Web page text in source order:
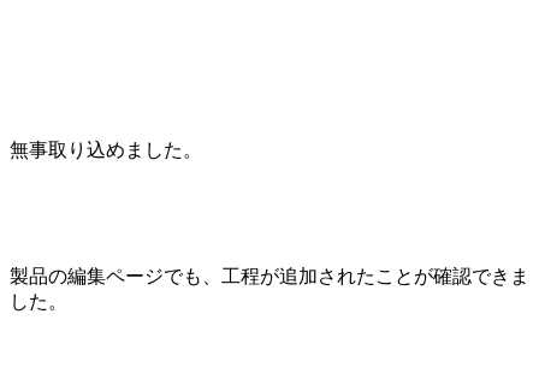
無事取り込めました。
製品の編集ページでも、工程が追加されたことが確認できま
した。